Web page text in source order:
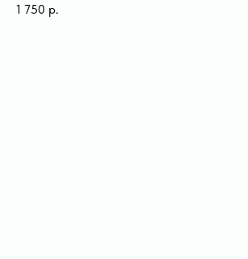
1 750 р.